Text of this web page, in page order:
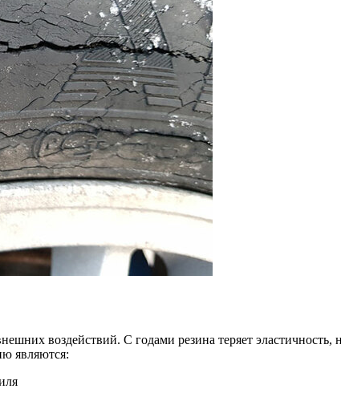
воздействий. С годами резина теряет эластичность,
являются: